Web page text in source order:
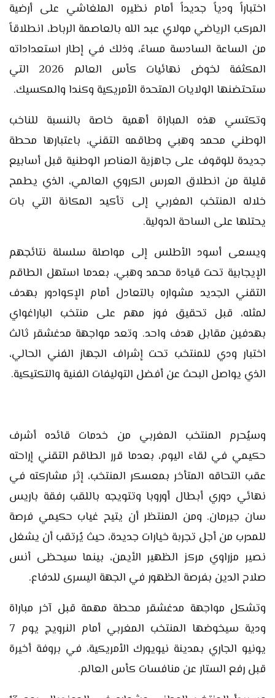
اختباراً ودياً جديداً أمام نظيره الملغاشي على أرضية
المركب الرياضي مولاي عبد الله بالعاصمة الرباط، انطلاقاً
من الساعة السادسة مساءً، وذلك في إطار استعداداته
المكثفة لخوض نهائيات كأس العالم 2026 التي
ستحتضنها الولايات المتحدة الأمريكية وكندا والمكسيك.
وتكتسي هذه المباراة أهمية خاصة بالنسبة للناخب
الوطني محمد وهبي وطاقمه التقني، باعتبارها محطة
جديدة للوقوف على جاهزية العناصر الوطنية قبل أسابيع
قليلة من انطلاق العرس الكروي العالمي، الذي يطمح
خلاله المنتخب المغربي إلى تأكيد المكانة التي بات
يحتلها على الساحة الدولية.
ويسعى أسود الأطلس إلى مواصلة سلسلة نتائجهم
الإيجابية تحت قيادة محمد وهبي، بعدما استهل الطاقم
التقني الجديد مشواره بالتعادل أمام الإكوادور بهدف
لمثله، قبل تحقيق فوز مهم على منتخب الباراغواي
بهدفين مقابل هدف واحد. وتعد مواجهة مدغشقر ثالث
اختبار ودي للمنتخب تحت إشراف الجهاز الفني الحالي،
الذي يواصل البحث عن أفضل التوليفات الفنية والتكتيكية.
وسيُحرم المنتخب المغربي من خدمات قائده أشرف
حكيمي في لقاء اليوم، بعدما قرر الطاقم التقني إراحته
عقب التحاقه المتأخر بمعسكر المنتخب، إثر مشاركته في
نهائي دوري أبطال أوروبا وتتويجه باللقب رفقة باريس
سان جيرمان. ومن المنتظر أن يتيح غياب حكيمي فرصة
للمدرب من أجل تجربة خيارات جديدة، حيث يُرتقب أن يشغل
نصير مزراوي مركز الظهير الأيمن، بينما سيحظى أنس
صلاح الدين بفرصة الظهور في الجهة اليسرى للدفاع.
وتشكل مواجهة مدغشقر محطة مهمة قبل آخر مباراة
ودية سيخوضها المنتخب المغربي أمام النرويج يوم 7
يونيو الجاري بمدينة نيويورك الأمريكية، في بروفة أخيرة
قبل رفع الستار عن منافسات كأس العالم.